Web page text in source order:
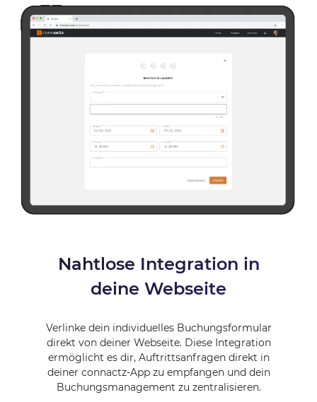
Nahtlose Integration in
deine Webseite
Verlinke dein individuelles Buchungsformular
direkt von deiner Webseite. Diese Integration
ermöglicht es dir, Auftrittsanfragen direkt in
deiner connactz-App zu empfangen und dein
Buchungsmanagement zu zentralisieren.